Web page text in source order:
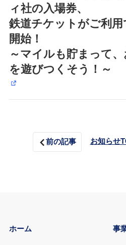
ィ社の入場券、
鉄道チケットがご利
開始！
～マイルも貯まって
を遊びつくそう！～
前の記事 お知らせ
ホーム 事